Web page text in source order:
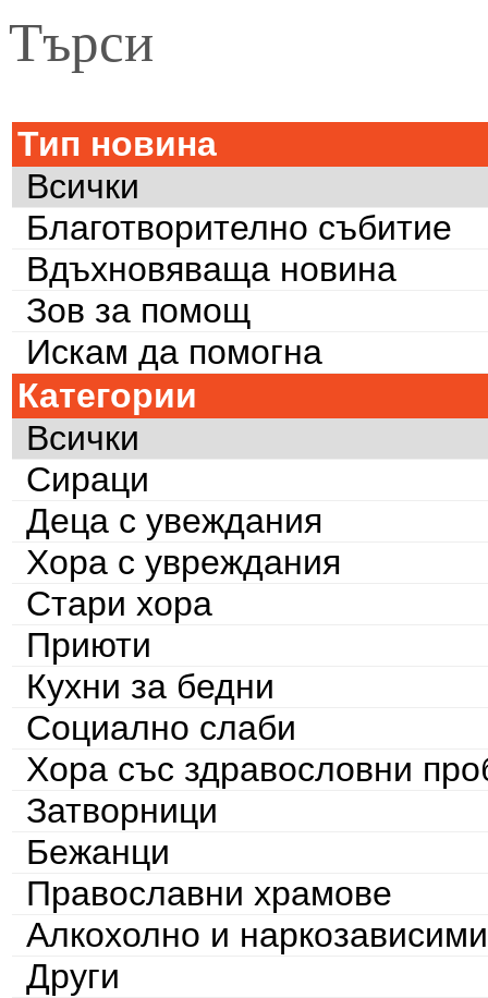
Търси
Тип новина
Всички
Благотворително събитие
Вдъхновяваща новина
Зов за помощ
Искам да помогна
Категории
Всички
Сираци
Деца с увеждания
Хора с увреждания
Стари хора
Приюти
Кухни за бедни
Социално слаби
Хора със здравословни
Затворници
Бежанци
Православни храмове
Алкохолно и наркозависими
Други